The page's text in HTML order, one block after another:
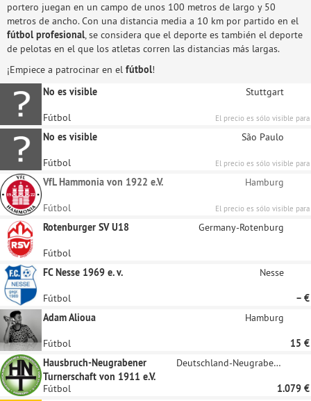
portero juegan en un campo de unos 100 metros de largo y 50
metros de ancho. Con una distancia media a 10 km por partido en el
fútbol profesional, se considera que el deporte es también el deporte
de pelotas en el que los atletas corren las distancias más largas.
¡Empiece a patrocinar en el fútbol!
No es visible
Stuttgart
Fútbol
El precio es sólo visible para
patrocinadores registrados.
No es visible São Paulo
Fútbol
El precio es sólo visible para
patrocinadores registrados.
VfL Hammonia von 1922 e.V. Hamburg
Fútbol
El precio es sólo visible para
patrocinadores registrados.
Rotenburger SV U18 Germany-Rotenburg
Fútbol
FC Nesse 1969 e. v.
Nesse
Fútbol
– €
Adam Alioua
Hamburg
Fútbol
15 €
Hausbruch-Neugrabener
Turnerschaft von 1911 e.V.
Deutschland-Neugraben-Fischbek
Fútbol
1.079 €